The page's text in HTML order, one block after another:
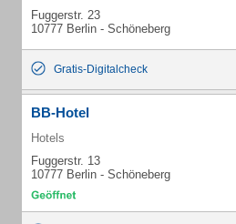
Fuggerstr. 23
10777 Berlin - Schöneberg
Gratis-Digitalcheck
BB-Hotel
Hotels
Fuggerstr. 13
10777 Berlin - Schöneberg